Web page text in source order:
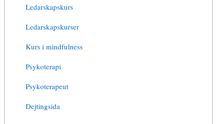
Ledarskapskurs
Ledarskapskurser
Kurs i mindfulness
Psykoterapi
Psykoterapeut
Dejtingsida